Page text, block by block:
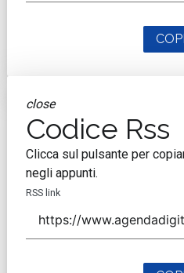
close
Codice Rss
Clicca sul pulsante per
negli appunti.
RSS link